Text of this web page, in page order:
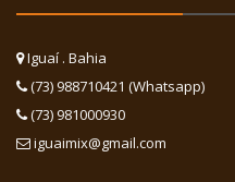
Iguaí . Bahia
(73) 988710421 (Whatsapp)
(73) 981000930
iguaimix@gmail.com